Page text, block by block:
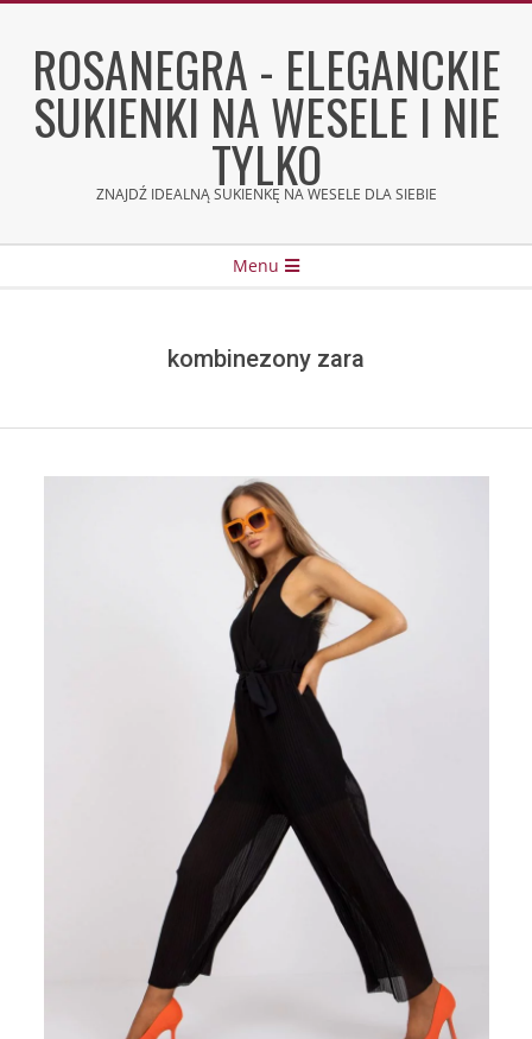
contentROSANEGRA - ELEGANCKIE
SUKIENKI NA WESELE I NIE
TYLKO
ZNAJDŹ IDEALNĄ SUKIENKĘ NA WESELE DLA SIEBIE
Menu
kombinezony zara